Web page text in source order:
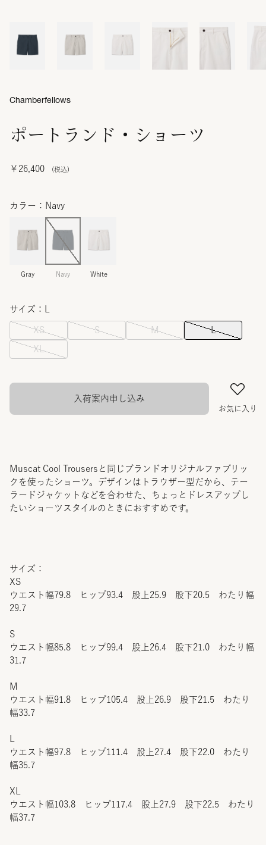
ポートランド・ショーツ
￥26,400
Chamberfellows
カラー：Navy
Gray Navy White
サイズ：L
XS S M L
XL
お気に入り
入荷案内申し込み
Muscat Cool Trousersと同じブランドオリジナルファブリッ
クを使ったショーツ。デザインはトラウザー型だから、テー
ラードジャケットなどを合わせた、ちょっとドレスアップし
たいショーツスタイルのときにおすすめです。
サイズ：
XS
ウエスト幅79.8 ヒップ93.4 股上25.9 股下20.5 わたり幅
29.7
S
ウエスト幅85.8 ヒップ99.4 股上26.4 股下21.0 わたり幅
31.7
M
ウエスト幅91.8 ヒップ105.4 股上26.9 股下21.5 わたり
幅33.7
ウエスト幅97.8 ヒップ111.4 股上27.4 股下22.0 わたり
幅35.7
XL
ウエスト幅103.8 ヒップ117.4 股上27.9 股下22.5 わたり
幅37.7